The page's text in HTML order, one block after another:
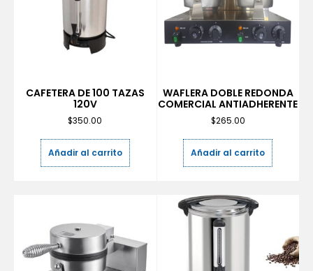
CAFETERA DE 100 TAZAS
120V
$350.00
Añadir al carrito
WAFLERA DOBLE REDONDA
COMERCIAL ANTIADHERENTE
$265.00
Añadir al carrito